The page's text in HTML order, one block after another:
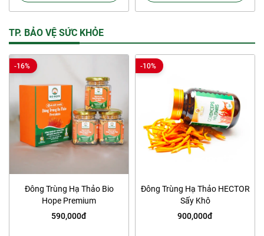
TP. BẢO VỆ SỨC KHỎE
-16%
Đông Trùng Hạ Thảo Bio
Hope Premium
590,000đ
-10%
Đông Trùng Hạ Thảo HECTOR
Sấy Khô
900,000đ